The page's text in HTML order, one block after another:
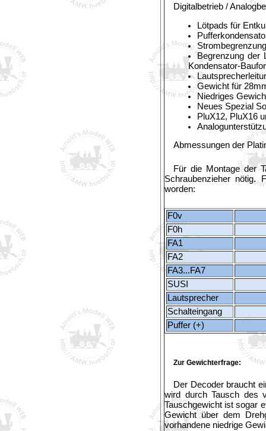
Digitalbetrieb /
Lötpads für
Begrenzung der
Kondensator-
Gewicht für
Niedriges
Neues Spezial
PluX12, PluX16
Abmessungen der
Für die Montage der
Schraubenzieher nötig.
worden:
F0v
F0h
FA1
FA2
FA3...FA7
SUSI
Lautsprecher
Schalteingang
Puffer (+)
Zur Gewichterfrage:
Der Decoder braucht
wird durch Tausch des
Tauschgewicht ist sogar
Gewicht über dem
vorhandene niedrige